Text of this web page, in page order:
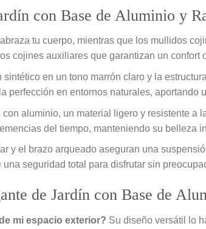
con Base de Aluminio y
tu cuerpo, mientras que los mullidos
cojines auxiliares que garantizan un confort
sintético en un tono marrón claro y la
perfección en entornos naturales, aportando
con aluminio, un material ligero y resistente a
del tiempo, manteniendo su belleza
y el brazo arqueado aseguran una
seguridad total para disfrutar sin
de Jardín con Base de
mi espacio exterior? Su diseño versátil lo